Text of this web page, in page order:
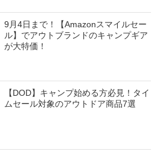
9月4日まで！【Amazonスマイルセー
ル】でアウトブランドのキャンプギア
が大特価！
【DOD】キャンプ始める方必見！タイ
ムセール対象のアウトドア商品7選